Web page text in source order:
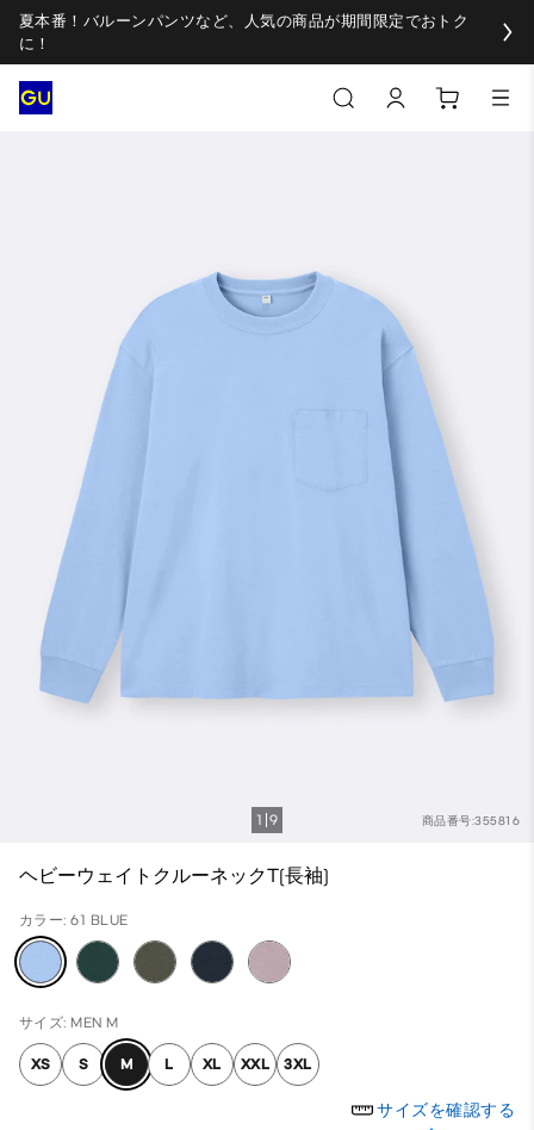
夏本番！バルーンパンツなど、人気の商品が期間限定でおトク
に！
商品番号:355816
1 9
ヘビーウェイトクルーネックT(長袖)
カラー: 61 BLUE
サイズ: MEN M
XS S M L XL XXL 3XL
サイズを確認する